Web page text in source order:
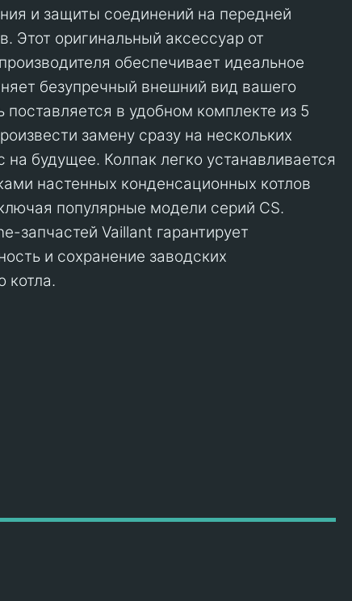
и защиты соединений на передней
Этот оригинальный аксессуар от
обеспечивает идеальное
безупречный внешний вид вашего
поставляется в удобном комплекте из 5
замену сразу на нескольких
на будущее. Колпак легко устанавливается
настенных конденсационных котлов
популярные модели серий CS.
запчастей Vaillant гарантирует
и сохранение заводских
котла.